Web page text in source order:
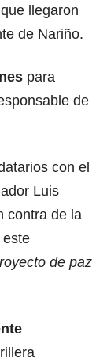
llegaron
de Nariño.
para
de
con el
Luis
contra de la
este
de paz